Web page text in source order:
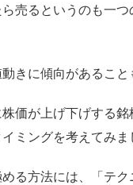
売るというのも一
きに傾向があること
価が上げ下げする
ミングを考えてみま
る方法には、「テ